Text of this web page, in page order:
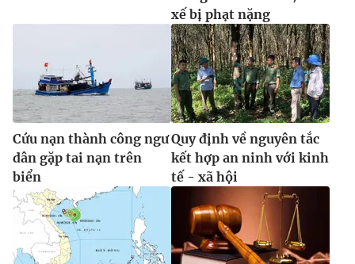
xế bị phạt nặng
Cứu nạn thành công ngư
dân gặp tai nạn trên
biển
Quy định về nguyên tắc
kết hợp an ninh với kinh
tế - xã hội